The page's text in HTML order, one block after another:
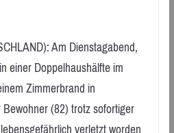
Am Dienstagabend,
einer Doppelhaushälfte im
Zimmerbrand in
(82) trotz sofortiger